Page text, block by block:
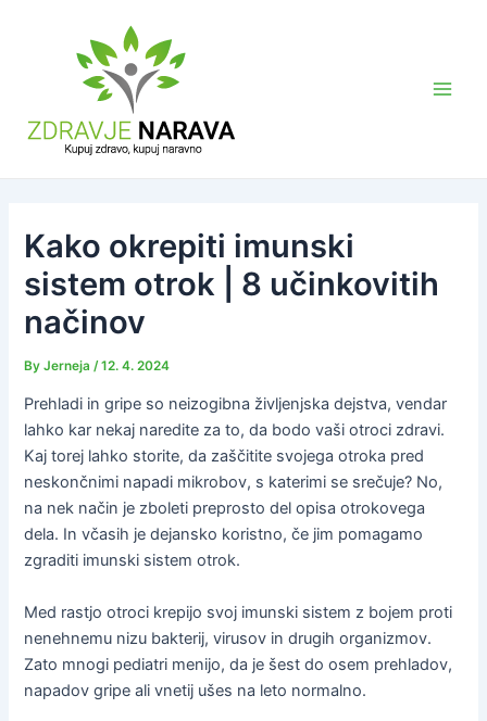
Kako okrepiti imunski
sistem otrok | 8 učinkovitih
načinov
ByJerneja/12. 4. 2024
Prehladi in gripe so neizogibna življenjska dejstva, vendar
lahko kar nekaj naredite za to, da bodo vaši otroci zdravi.
Kaj torej lahko storite, da zaščitite svojega otroka pred
neskončnimi napadi mikrobov, s katerimi se srečuje? No,
na nek način je zboleti preprosto del opisa otrokovega
dela. In včasih je dejansko koristno, če jim pomagamo
zgraditi imunski sistem otrok.
Med rastjo otroci krepijo svoj imunski sistem z bojem proti
nenehnemu nizu bakterij, virusov in drugih organizmov.
Zato mnogi pediatri menijo, da je šest do osem prehladov,
napadov gripe ali vnetij ušes na leto normalno.